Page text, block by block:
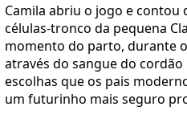
Camila abriu o jogo e contou
células-tronco da pequena
momento do parto, durante
através do sangue do
escolhas que os pais
um futurinho mais seguro